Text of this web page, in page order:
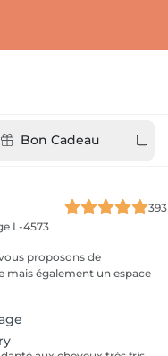
Bon Cadeau
393
L-4573
proposons de
mais également un espace